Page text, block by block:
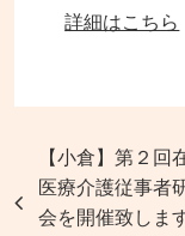
詳細はこちら
【小倉】第２回
医療介護従事者
会を開催致しま